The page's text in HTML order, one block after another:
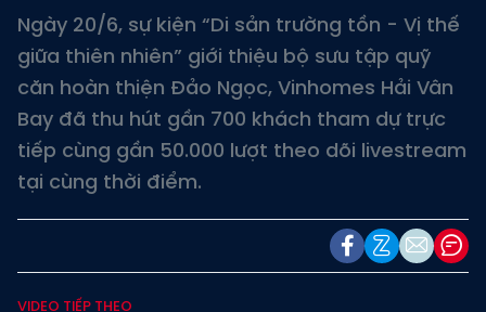
Ngày 20/6, sự kiện “Di sản trường tồn - Vị thế
giữa thiên nhiên” giới thiệu bộ sưu tập quỹ
căn hoàn thiện Đảo Ngọc, Vinhomes Hải Vân
Bay đã thu hút gần 700 khách tham dự trực
tiếp cùng gần 50.000 lượt theo dõi livestream
tại cùng thời điểm.
VIDEO TIẾP THEO